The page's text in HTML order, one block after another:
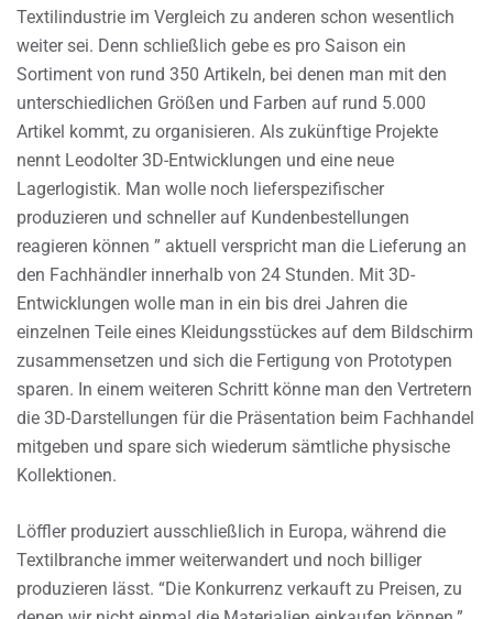
Textilindustrie im Vergleich zu anderen schon wesentlich
weiter sei. Denn schließlich gebe es pro Saison ein
Sortiment von rund 350 Artikeln, bei denen man mit den
unterschiedlichen Größen und Farben auf rund 5.000
Artikel kommt, zu organisieren. Als zukünftige Projekte
nennt Leodolter 3D-Entwicklungen und eine neue
Lagerlogistik. Man wolle noch lieferspezifischer
produzieren und schneller auf Kundenbestellungen
reagieren können ” aktuell verspricht man die Lieferung an
den Fachhändler innerhalb von 24 Stunden. Mit 3D-
Entwicklungen wolle man in ein bis drei Jahren die
einzelnen Teile eines Kleidungsstückes auf dem Bildschirm
zusammensetzen und sich die Fertigung von Prototypen
sparen. In einem weiteren Schritt könne man den Vertretern
die 3D-Darstellungen für die Präsentation beim Fachhandel
mitgeben und spare sich wiederum sämtliche physische
Kollektionen.
Löffler produziert ausschließlich in Europa, während die
Textilbranche immer weiterwandert und noch billiger
produzieren lässt. “Die Konkurrenz verkauft zu Preisen, zu